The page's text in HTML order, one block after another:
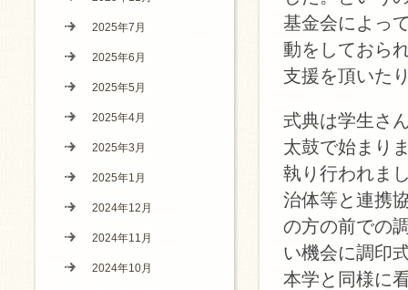
基金会によっ
動をしておら
支援を頂いた
式典は学生さ
太鼓で始まり
執り行われま
治体等と連携
の方の前での
い機会に調印
本学と同様に
2025年7月
2025年6月
2025年5月
2025年4月
2025年3月
2025年1月
2024年12月
2024年11月
2024年10月